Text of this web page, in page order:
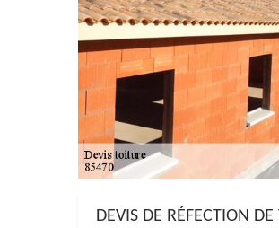
DEVIS DE RÉFECTION